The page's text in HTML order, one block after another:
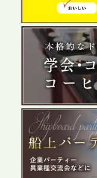
う「お祭りケー
2026.5.29
プレスリリース
テーブル、群
展開が進む前橋
なサービスで各
2026.5.27
プレスリリース
テーブル、千葉